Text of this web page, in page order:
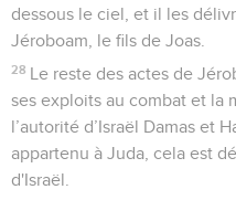
dessous le ciel, et il les
Jéroboam, le fils de Joas.
28 Le reste des actes de
ses exploits au combat et la
l’autorité d’Israël Damas et
appartenu à Juda, cela est
d'Israël.